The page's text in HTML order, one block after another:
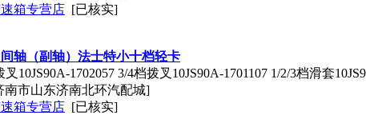
箱专营店 [已核实]
间轴（副轴）法士特小十档轻卡
叉10JS90A-1702057 3/4档拨叉10JS90A-1701107 1/2/3档滑套
南市山东济南北环汽配城]
箱专营店 [已核实]